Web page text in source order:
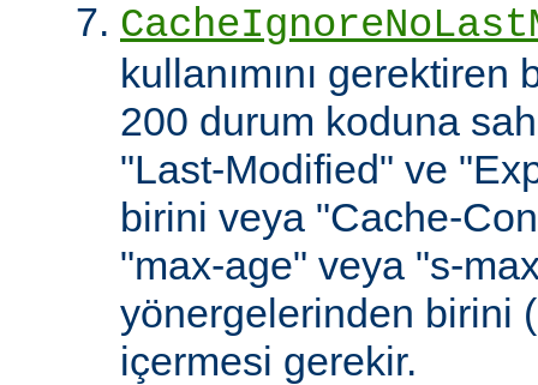
kullanımını gerektiren
200 durum koduna
"Last-Modified" ve
birini veya "Cache-
"max-age" veya "s-
yönergelerinden birini
içermesi gerekir.